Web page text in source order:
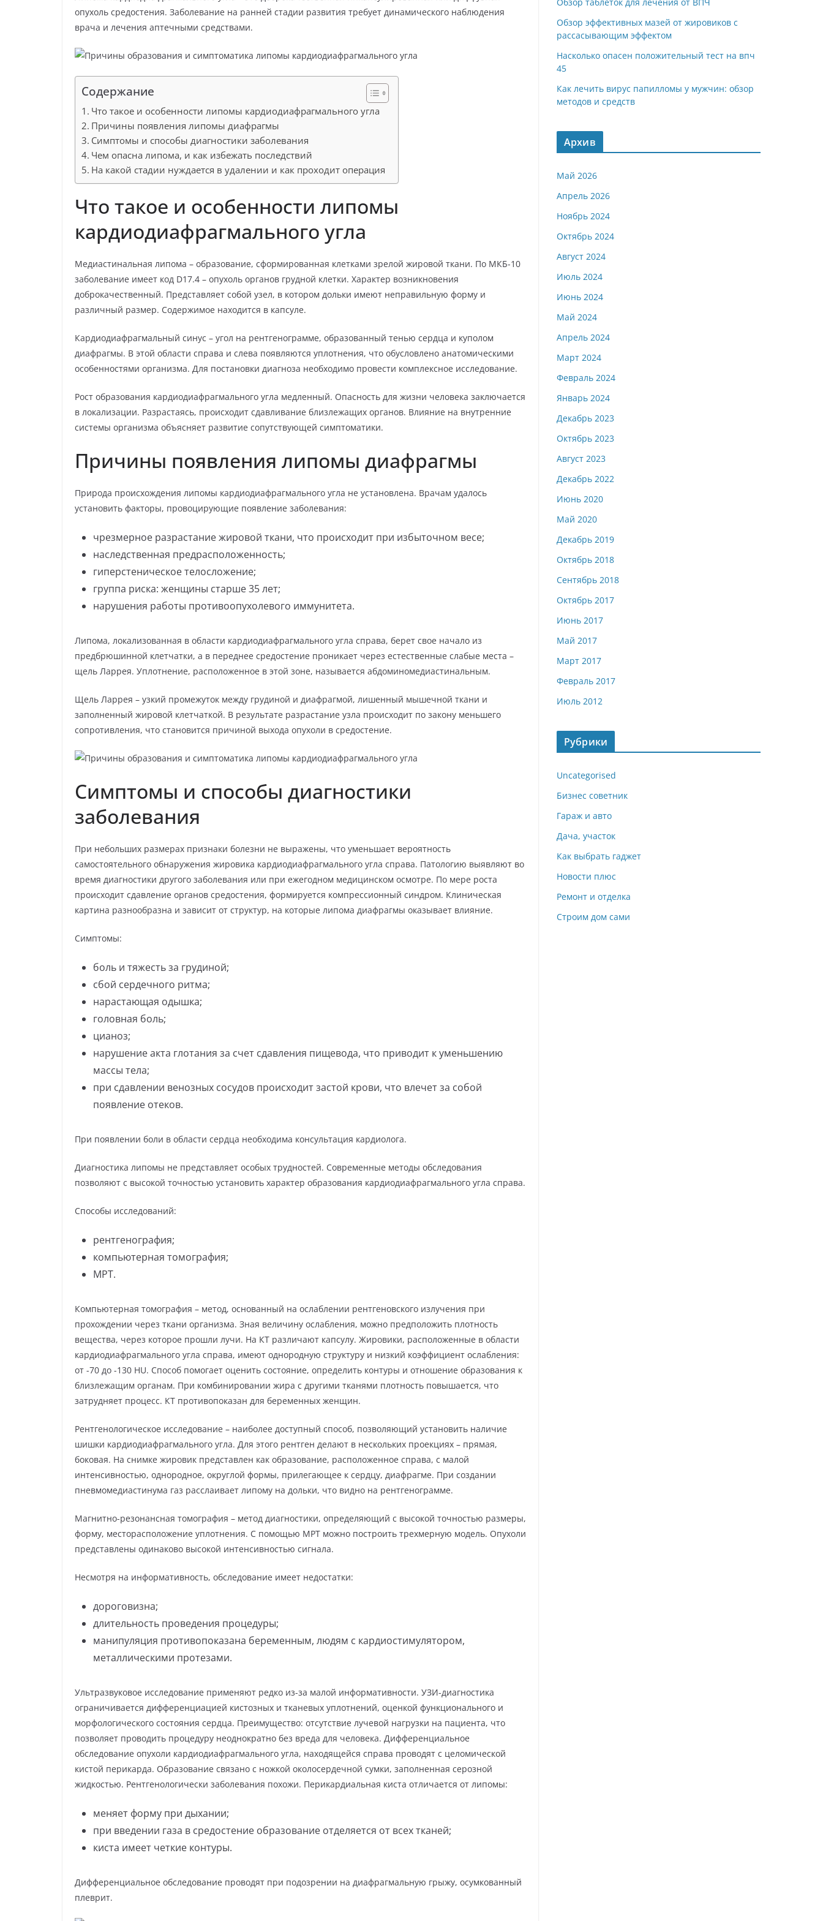
опухоль средостения. Заболевание на ранней стадии развития требует динамического наблюдения
врача и лечения аптечными средствами.
Содержание
Что такое и особенности липомы кардиодиафрагмального угла
Причины появления липомы диафрагмы
Симптомы и способы диагностики заболевания
Чем опасна липома, и как избежать последствий
На какой стадии нуждается в удалении и как проходит операция
Что такое и особенности липомы
кардиодиафрагмального угла
Медиастинальная липома – образование, сформированная клетками зрелой жировой ткани. По МКБ-10
заболевание имеет код D17.4 – опухоль органов грудной клетки. Характер возникновения
доброкачественный. Представляет собой узел, в котором дольки имеют неправильную форму и
различный размер. Содержимое находится в капсуле.
Кардиодиафрагмальный синус – угол на рентгенограмме, образованный тенью сердца и куполом
диафрагмы. В этой области справа и слева появляются уплотнения, что обусловлено анатомическими
особенностями организма. Для постановки диагноза необходимо провести комплексное исследование.
Рост образования кардиодиафрагмального угла медленный. Опасность для жизни человека заключается
в локализации. Разрастаясь, происходит сдавливание близлежащих органов. Влияние на внутренние
системы организма объясняет развитие сопутствующей симптоматики.
Причины появления липомы диафрагмы
Природа происхождения липомы кардиодиафрагмального угла не установлена. Врачам удалось
установить факторы, провоцирующие появление заболевания:
чрезмерное разрастание жировой ткани, что происходит при избыточном весе;
наследственная предрасположенность;
гиперстеническое телосложение;
группа риска: женщины старше 35 лет;
нарушения работы противоопухолевого иммунитета.
Липома, локализованная в области кардиодиафрагмального угла справа, берет свое начало из
предбрюшинной клетчатки, а в переднее средостение проникает через естественные слабые места –
щель Ларрея. Уплотнение, расположенное в этой зоне, называется абдоминомедиастинальным.
Щель Ларрея – узкий промежуток между грудиной и диафрагмой, лишенный мышечной ткани и
заполненный жировой клетчаткой. В результате разрастание узла происходит по закону меньшего
сопротивления, что становится причиной выхода опухоли в средостение.
Симптомы и способы диагностики
заболевания
При небольших размерах признаки болезни не выражены, что уменьшает вероятность
самостоятельного обнаружения жировика кардиодиафрагмального угла справа. Патологию выявляют во
время диагностики другого заболевания или при ежегодном медицинском осмотре. По мере роста
происходит сдавление органов средостения, формируется компрессионный синдром. Клиническая
картина разнообразна и зависит от структур, на которые липома диафрагмы оказывает влияние.
Симптомы:
боль и тяжесть за грудиной;
сбой сердечного ритма;
нарастающая одышка;
головная боль;
цианоз;
нарушение акта глотания за счет сдавления пищевода, что приводит к уменьшению
массы тела;
при сдавлении венозных сосудов происходит застой крови, что влечет за собой
появление отеков.
При появлении боли в области сердца необходима консультация кардиолога.
Диагностика липомы не представляет особых трудностей. Современные методы обследования
позволяют с высокой точностью установить характер образования кардиодиафрагмального угла справа.
Способы исследований:
рентгенография;
компьютерная томография;
МРТ.
Компьютерная томография – метод, основанный на ослаблении рентгеновского излучения при
прохождении через ткани организма. Зная величину ослабления, можно предположить плотность
вещества, через которое прошли лучи. На КТ различают капсулу. Жировики, расположенные в области
кардиодиафрагмального угла справа, имеют однородную структуру и низкий коэффициент ослабления:
от -70 до -130 HU. Способ помогает оценить состояние, определить контуры и отношение образования к
близлежащим органам. При комбинировании жира с другими тканями плотность повышается, что
затрудняет процесс. КТ противопоказан для беременных женщин.
Рентгенологическое исследование – наиболее доступный способ, позволяющий установить наличие
шишки кардиодиафрагмального угла. Для этого рентген делают в нескольких проекциях – прямая,
боковая. На снимке жировик представлен как образование, расположенное справа, с малой
интенсивностью, однородное, округлой формы, прилегающее к сердцу, диафрагме. При создании
пневмомедиастинума газ расслаивает липому на дольки, что видно на рентгенограмме.
Магнитно-резонансная томография – метод диагностики, определяющий с высокой точностью размеры,
форму, месторасположение уплотнения. С помощью МРТ можно построить трехмерную модель. Опухоли
представлены одинаково высокой интенсивностью сигнала.
Несмотря на информативность, обследование имеет недостатки:
дороговизна;
длительность проведения процедуры;
манипуляция противопоказана беременным, людям с кардиостимулятором,
металлическими протезами.
Ультразвуковое исследование применяют редко из-за малой информативности. УЗИ-диагностика
ограничивается дифференциацией кистозных и тканевых уплотнений, оценкой функционального и
морфологического состояния сердца. Преимущество: отсутствие лучевой нагрузки на пациента, что
позволяет проводить процедуру неоднократно без вреда для человека. Дифференциальное
обследование опухоли кардиодиафрагмального угла, находящейся справа проводят с целомической
кистой перикарда. Образование связано с ножкой околосердечной сумки, заполненная серозной
жидкостью. Рентгенологически заболевания похожи. Перикардиальная киста отличается от липомы:
меняет форму при дыхании;
при введении газа в средостение образование отделяется от всех тканей;
киста имеет четкие контуры.
Дифференциальное обследование проводят при подозрении на диафрагмальную грыжу, осумкованный
плеврит.
Обзор эффективных мазей от жировиков с
рассасывающим эффектом
Насколько опасен положительный тест на впч
45
Как лечить вирус папилломы у мужчин: обзор
методов и средств
Архив
Май 2026
Апрель 2026
Ноябрь 2024
Октябрь 2024
Август 2024
Июль 2024
Июнь 2024
Май 2024
Апрель 2024
Март 2024
Февраль 2024
Январь 2024
Декабрь 2023
Октябрь 2023
Август 2023
Декабрь 2022
Июнь 2020
Май 2020
Декабрь 2019
Октябрь 2018
Сентябрь 2018
Октябрь 2017
Июнь 2017
Май 2017
Март 2017
Февраль 2017
Июль 2012
Рубрики
Uncategorised
Бизнес советник
Гараж и авто
Дача, участок
Как выбрать гаджет
Новости плюс
Ремонт и отделка
Строим дом сами